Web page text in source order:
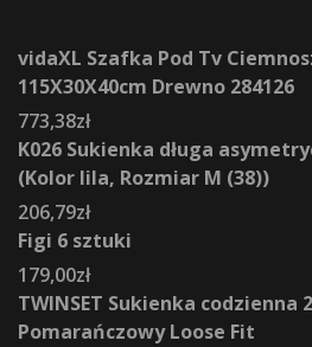
vidaXL Szafka Pod Tv
115X30X40cm Drewno 284126
773,38zł
K026 Sukienka długa
(Kolor lila, Rozmiar M (38))
206,79zł
Figi 6 sztuki
179,00zł
TWINSET Sukienka codzienna
Pomarańczowy Loose Fit